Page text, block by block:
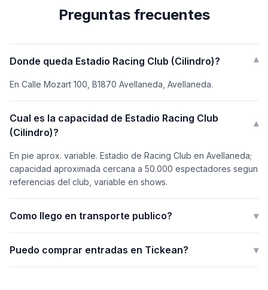
Preguntas frecuentes
Donde queda Estadio Racing Club (Cilindro)? ▾
En Calle Mozart 100, B1870 Avellaneda, Avellaneda.
Cual es la capacidad de Estadio Racing Club
(Cilindro)?
▾
En pie aprox. variable. Estadio de Racing Club en Avellaneda;
capacidad aproximada cercana a 50.000 espectadores segun
referencias del club, variable en shows.
Como llego en transporte publico? ▾
Puedo comprar entradas en Tickean? ▾